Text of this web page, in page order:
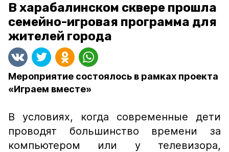
В харабалинском сквере прошла
семейно-игровая программа для
жителей города
Мероприятие состоялось в рамках проекта
«Играем вместе»
В условиях, когда современные дети
проводят большинство времени за
компьютером или у телевизора,